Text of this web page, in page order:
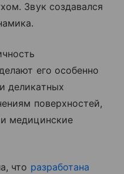
Звук создавался
его особенно
деликатных
поверхностей,
медицинские
что разработана